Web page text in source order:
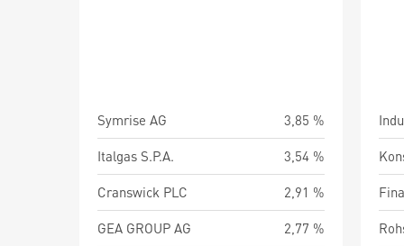
Symrise AG
3,85 %
Italgas S.P.A.
3,54 %
Cranswick PLC
2,91 %
GEA GROUP AG
2,77 %